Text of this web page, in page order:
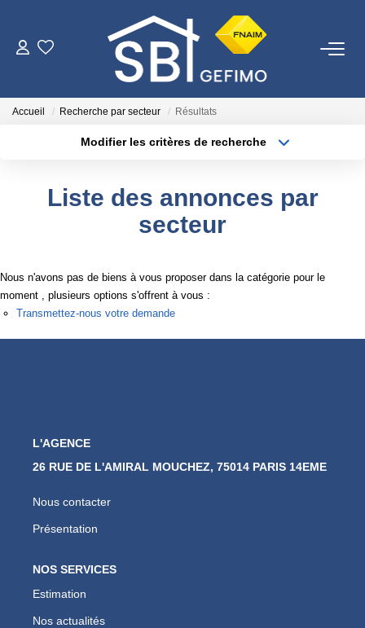
ACHETER
FAIRE GÉRER
NOTRE AGENCE
Qui Sommes-Nous
Nous Rejoindre
Accueil Recherche par secteur Résultats
Modifier les critères de recherche
Sélectionnez...
Type de bien
Surface min
Créer une alerte
Liste des annonces par
secteur
Nous n'avons pas de biens à vous proposer dans la catégorie pour le
moment , plusieurs options s'offrent à vous :
Transmettez-nous votre demande
L'AGENCE
26 RUE DE L'AMIRAL MOUCHEZ, 75014 PARIS 14EME
Nous contacter
Présentation
NOS SERVICES
Estimation
Nos actualités